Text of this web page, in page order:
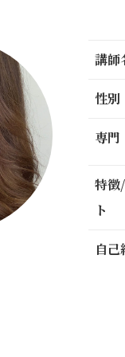
講師
性別
専門
特徴
ト
自己